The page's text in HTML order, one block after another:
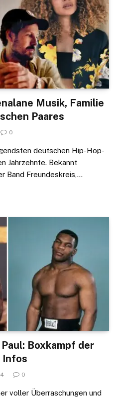
Musik, Familie
Paares
0
deutschen Hip-Hop-
Jahrzehnte. Bekannt
Band Freundeskreis,…
Boxkampf der
Infos
0
voller Überraschungen und